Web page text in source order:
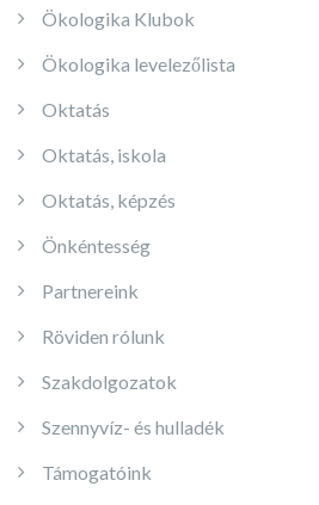
Ökologika Klubok
Ökologika levelezőlista
Oktatás
Oktatás, iskola
Oktatás, képzés
Önkéntesség
Partnereink
Röviden rólunk
Szakdolgozatok
Szennyvíz- és hulladék
Támogatóink